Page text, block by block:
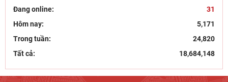
nền tảng tư tưởng trong kỷ nguyên số
Bút tích đình nguyên Phan Đình Phùng - lãnh tụ phong
trào Cần Vương chống Pháp
Đang online:
31
Hôm nay:
5,171
Trong tuần:
24,820
Tất cả:
18,684,148